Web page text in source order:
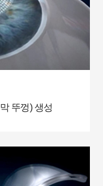
뚜껑) 생성